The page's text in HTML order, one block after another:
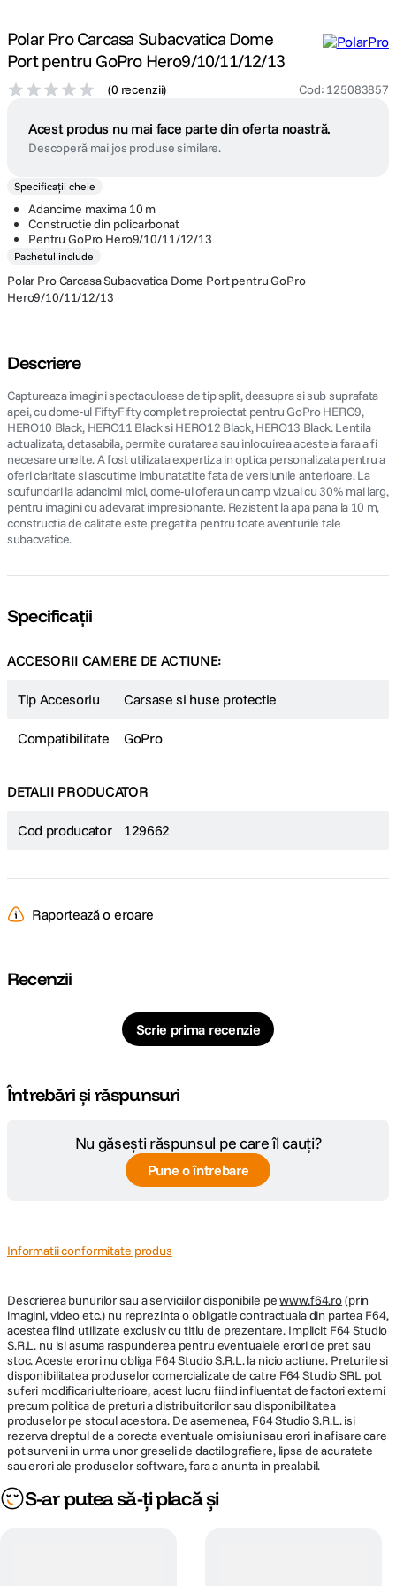
Polar Pro Carcasa Subacvatica Dome
Port pentru GoPro Hero9/10/11/12/13
(0 recenzii) Cod: 125083857
Acest produs nu mai face parte din oferta noastră.
Descoperă mai jos produse similare.
Specificații cheie
Adancime maxima 10 m
Constructie din policarbonat
Pentru GoPro Hero9/10/11/12/13
Pachetul include
Polar Pro Carcasa Subacvatica Dome Port pentru GoPro
Hero9/10/11/12/13
Descriere
Captureaza imagini spectaculoase de tip split, deasupra si sub suprafata
apei, cu dome-ul FiftyFifty complet reproiectat pentru GoPro HERO9,
HERO10 Black, HERO11 Black si HERO12 Black, HERO13 Black. Lentila
actualizata, detasabila, permite curatarea sau inlocuirea acesteia fara a fi
necesare unelte. A fost utilizata expertiza in optica personalizata pentru a
oferi claritate si ascutime imbunatatite fata de versiunile anterioare. La
scufundari la adancimi mici, dome-ul ofera un camp vizual cu 30% mai larg,
pentru imagini cu adevarat impresionante. Rezistent la apa pana la 10 m,
constructia de calitate este pregatita pentru toate aventurile tale
subacvatice.
Specificații
ACCESORII CAMERE DE ACTIUNE:
Tip Accesoriu Carsase si huse protectie
Compatibilitate GoPro
DETALII PRODUCATOR
Cod producator 129662
Raportează o eroare
Recenzii
Scrie prima recenzie
Întrebări și răspunsuri
Nu găsești răspunsul pe care îl cauți?
Pune o întrebare
Informatii conformitate produs
Descrierea bunurilor sau a serviciilor disponibile pewww.f64.ro(prin
imagini, video etc.) nu reprezinta o obligatie contractuala din partea F64,
acestea fiind utilizate exclusiv cu titlu de prezentare. Implicit F64 Studio
S.R.L. nu isi asuma raspunderea pentru eventualele erori de pret sau
stoc. Aceste erori nu obliga F64 Studio S.R.L. la nicio actiune. Preturile si
disponibilitatea produselor comercializate de catre F64 Studio SRL pot
suferi modificari ulterioare, acest lucru fiind influentat de factori externi
precum politica de preturi a distribuitorilor sau disponibilitatea
produselor pe stocul acestora. De asemenea, F64 Studio S.R.L. isi
rezerva dreptul de a corecta eventuale omisiuni sau erori in afisare care
pot surveni in urma unor greseli de dactilografiere, lipsa de acuratete
sau erori ale produselor software, fara a anunta in prealabil.
S-ar putea să-ți placă și